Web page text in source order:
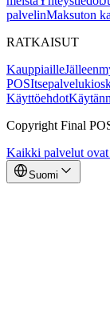
palvelinMaksuton
RATKAISUT
Kauppiaille
POS
Käyttöehdot
Copyright Final
Kaikki palvelut ovat
Suomi